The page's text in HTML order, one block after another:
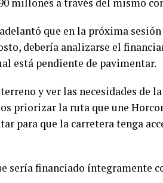
que en la próxima sesión
debería analizarse el
está pendiente de pavimentar.
y ver las necesidades de
priorizar la ruta que une
para que la carretera tenga
sería financiado íntegramente